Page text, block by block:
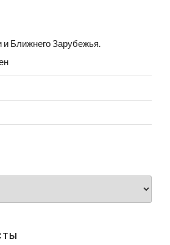
и Ближнего Зарубежья.